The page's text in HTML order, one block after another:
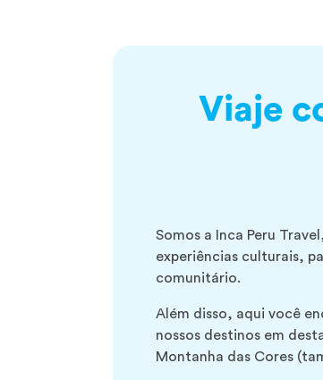
Viaje
Somos a Inca Peru
experiências culturais,
comunitário.
Além disso, aqui você
nossos destinos em
Montanha das Cores